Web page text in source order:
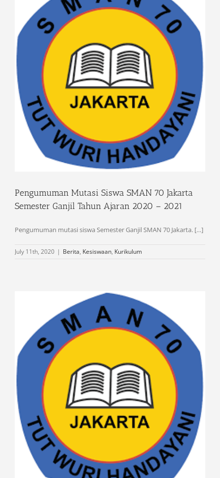
Pengumuman Mutasi Siswa SMAN 70 Jakarta
Semester Ganjil Tahun Ajaran 2020 – 2021
Pengumuman mutasi siswa Semester Ganjil SMAN 70 Jakarta. […]
July 11th, 2020 | Berita, Kesiswaan, Kurikulum